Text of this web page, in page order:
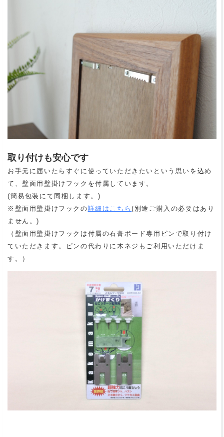
取り付けも安心です
お手元に届いたらすぐに使っていただきたいという思いを込め
て、壁面用壁掛けフックを付属しています。
(簡易包装にて同梱します。)
※壁面用壁掛けフックの詳細はこちら(別途ご購入の必要はあり
ません。)
（壁面用壁掛けフックは付属の石膏ボード専用ピンで取り付け
ていただきます。ピンの代わりに木ネジもご利用いただけま
す。）